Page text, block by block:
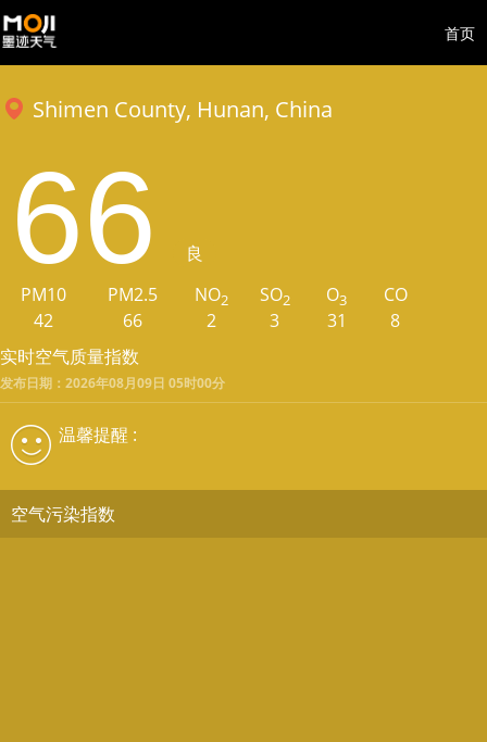
首页
Shimen County, Hunan, China
66
良
PM10
42
PM2.5
66
NO2
2
SO2
3
O3
31
CO
8
实时空气质量指数
发布日期：2026年08月09日 05时00分
温馨提醒 :
空气污染指数